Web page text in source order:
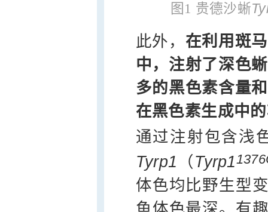
图1 贵德沙蜥
此外， 在利用斑
中，注射了深色
多的黑色素含量
在黑色素生成中
通过注射包含浅
Tyrp1 （ Tyrp1
体色均比野生型